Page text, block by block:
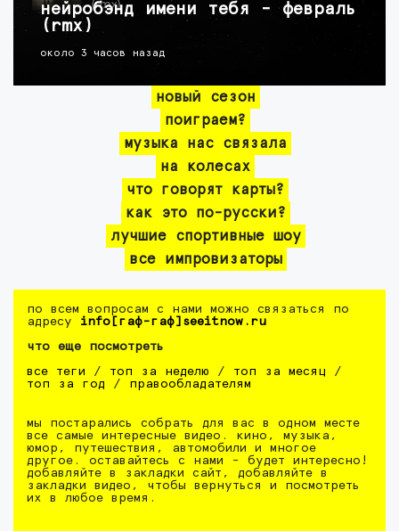
нейробэнд имени тебя - февраль
(rmx)
около 3 часов назад
новый сезон
поиграем?
музыка нас связала
на колесах
что говорят карты?
как это по-русски?
лучшие спортивные шоу
все импровизаторы
по всем вопросам с нами можно связаться по
адресу info[гаф-гаф]seeitnow.ru
что еще посмотреть
все теги / топ за неделю / топ за месяц /
топ за год / правообладателям
мы постарались собрать для вас в одном месте
все самые интересные видео. кино, музыка,
юмор, путешествия, автомобили и многое
другое. оставайтесь с нами - будет интересно!
добавляйте в закладки сайт, добавляйте в
закладки видео, чтобы вернуться и посмотреть
их в любое время.